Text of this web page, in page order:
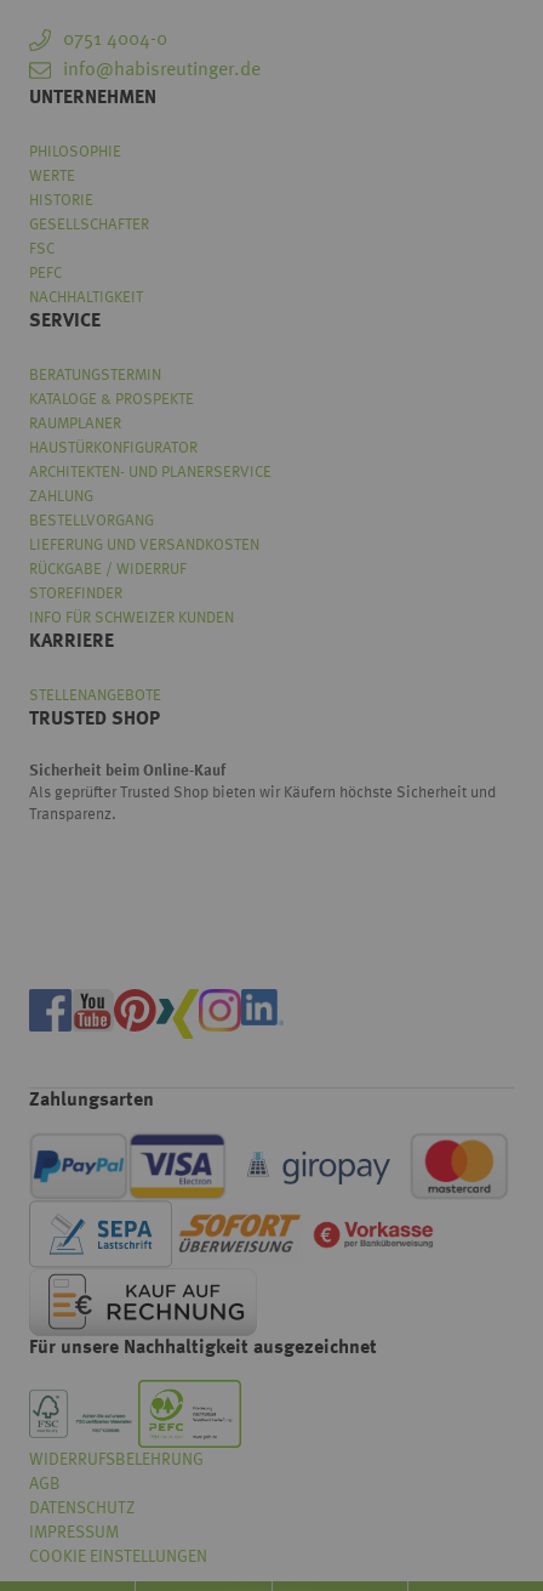
WIDERRUFSBELEHRUNG
AGB
DATENSCHUTZ
IMPRESSUM
COOKIE EINSTELLUNGEN
0751 4004-0
info@habisreutinger.de
UNTERNEHMEN
PHILOSOPHIE
WERTE
HISTORIE
GESELLSCHAFTER
FSC
PEFC
NACHHALTIGKEIT
SERVICE
BERATUNGSTERMIN
KATALOGE & PROSPEKTE
RAUMPLANER
HAUSTÜRKONFIGURATOR
ARCHITEKTEN- UND PLANERSERVICE
ZAHLUNG
BESTELLVORGANG
LIEFERUNG UND VERSANDKOSTEN
RÜCKGABE / WIDERRUF
STOREFINDER
INFO FÜR SCHWEIZER KUNDEN
KARRIERE
STELLENANGEBOTE
TRUSTED SHOP
Sicherheit beim Online-Kauf
Als geprüfter Trusted Shop bieten wir Käufern höchste Sicherheit und
Transparenz.
Zahlungsarten
Für unsere Nachhaltigkeit ausgezeichnet
Wie würden Sie unseren Onlineshop bewerten?
Wählen
Sie
eine
Option
von
1
Überhaupt nicht gut